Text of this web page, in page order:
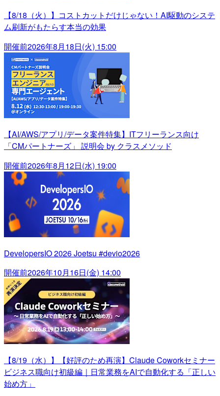
【8/18（火）】コストカットだけじゃない！AI駆動のシステ
ム刷新がもたらす本当の効果
開催前2026年8月18日(火) 15:00
【AI/AWS/アプリ/データ案件特集】ITフリーランス向け
「CMパートナーズ」 説明会 by クラスメソッド
開催前2026年8月12日(水) 19:00
DevelopersIO 2026 Joetsu #devio2026
開催前2026年10月16日(金) 14:00
【8/19（水）】【好評のため再演】Claude Coworkセミナー
ビジネス職向け初級編｜日常業務をAIで自動化する「正しい
始め方」